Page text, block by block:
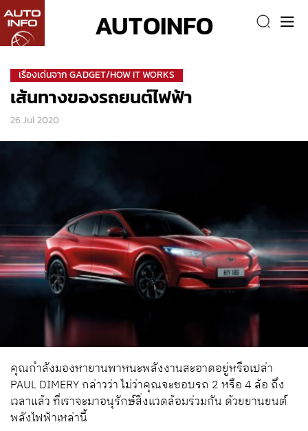
AUTOINFO
เรื่องเด่นจาก GADGET/HOW IT WORKS
เส้นทางของรถยนต์ไฟฟ้า
26 Jul 2020
คุณกำลังมองหายานพาหนะพลังงานสะอาดอยู่หรือเปล่า
PAUL DIMERY กล่าวว่า ไม่ว่าคุณจะชอบรถ 2 หรือ 4 ล้อ ถึง
เวลาแล้ว ที่เราจะมาอนุรักษ์สิ่งแวดล้อมร่วมกัน ด้วยยานยนต์
พลังไฟฟ้าเหล่านี้